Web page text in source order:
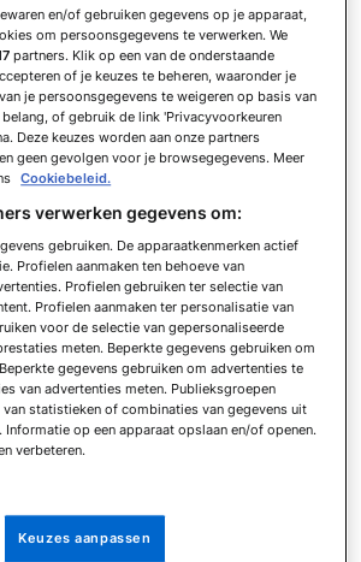
Samenvatting FC Utrecht - sc
Heerenveen
Do 21 mei
Samenvatting Ajax - FC Groningen
Do 21 mei
Samenvatting PEC Zwolle - Feyenoord
Zo 17 mei
Samenvatting N.E.C. - Go Ahead
Eagles
Zo 17 mei
Samenvatting FC Volendam - Telstar
Zo 17 mei
Samenvatting AZ - NAC Breda
Zo 17 mei
Samenvatting FC Utrecht - Fortuna
Sittard
Samenvatting Heracles Almelo - FC
Groningen
en/of gebruiken gegevens op je apparaat,
om persoonsgegevens te verwerken. We
partners. Klik op een van de onderstaande
of je keuzes te beheren, waaronder je
je persoonsgegevens te weigeren op basis van
of gebruik de link 'Privacyvoorkeuren
Deze keuzes worden aan onze partners
geen gevolgen voor je browsegegevens. Meer
Cookiebeleid.
verwerken gegevens om:
gebruiken. De apparaatkenmerken actief
Profielen aanmaken ten behoeve van
Profielen gebruiken ter selectie van
Profielen aanmaken ter personalisatie van
voor de selectie van gepersonaliseerde
meten. Beperkte gegevens gebruiken om
gegevens gebruiken om advertenties te
van advertenties meten. Publieksgroepen
van statistieken of combinaties van gegevens uit
Informatie op een apparaat opslaan en/of openen.
verbeteren.
Keuzes aanpassen